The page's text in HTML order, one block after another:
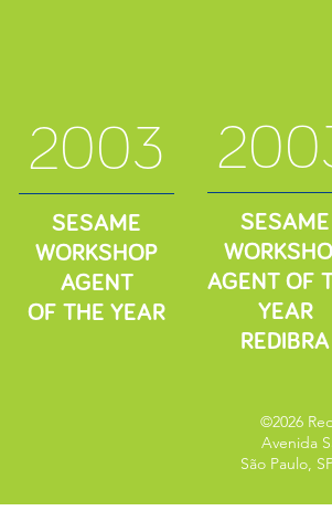
2003
SESAME
WORKSHOP
AGENT
OF THE YEAR
SESAME
AGENT OF
YEAR
REDIBRA
©2026
Avenida
São Paulo,